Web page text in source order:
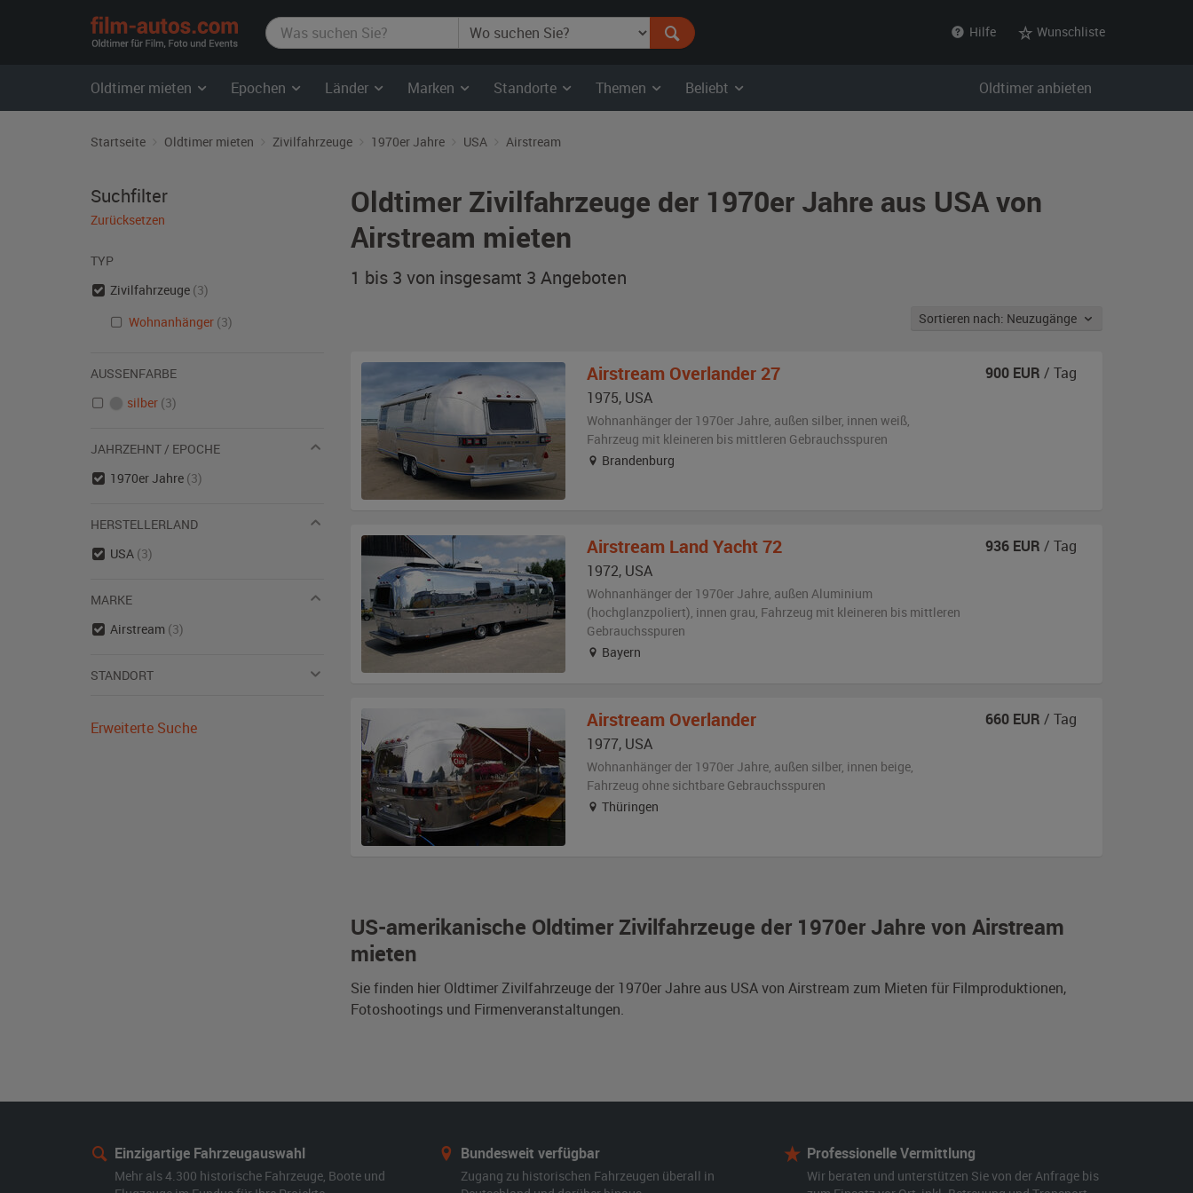
film-
autos.com
Hilfe Wunschliste
Oldtimer mieten Epochen Länder Marken Standorte Themen Beliebt Oldtimer anbieten
Startseite Oldtimer mieten Zivilfahrzeuge 1970er Jahre USA Airstream
Oldtimer Zivilfahrzeuge der 1970er Jahre aus USA von
Airstream mieten
1 bis 3 von insgesamt 3 Angeboten
Sortieren nach: Neuzugänge
US-amerikanische Oldtimer Zivilfahrzeuge der 1970er Jahre von Airstream
mieten
Sie finden hier Oldtimer Zivilfahrzeuge der 1970er Jahre aus USA von Airstream zum Mieten für Filmproduktionen,
Fotoshootings und Firmenveranstaltungen.
Airstream Overlander 27
1975, USA
Wohnanhänger der 1970er Jahre, außen silber, innen weiß,
Fahrzeug mit kleineren bis mittleren Gebrauchsspuren
Brandenburg
900 EUR / Tag
Airstream Land Yacht 72
1972, USA
Wohnanhänger der 1970er Jahre, außen Aluminium
(hochglanzpoliert), innen grau, Fahrzeug mit kleineren bis mittleren
Gebrauchsspuren
Bayern
936 EUR / Tag
Airstream Overlander
1977, USA
Wohnanhänger der 1970er Jahre, außen silber, innen beige,
Fahrzeug ohne sichtbare Gebrauchsspuren
Thüringen
660 EUR / Tag
Suchfilter
Zurücksetzen
TYP
Zivilfahrzeuge (3)
Wohnanhänger (3)
AUSSENFARBE
silber (3)
JAHRZEHNT / EPOCHE
1970er Jahre (3)
HERSTELLERLAND
USA (3)
MARKE
Airstream (3)
STANDORT
Erweiterte Suche
Einzigartige Fahrzeugauswahl
Mehr als 4.300 historische Fahrzeuge, Boote und
Bundesweit verfügbar
Zugang zu historischen Fahrzeugen überall in
Professionelle Vermittlung
Wir beraten und unterstützen Sie von der Anfrage bis